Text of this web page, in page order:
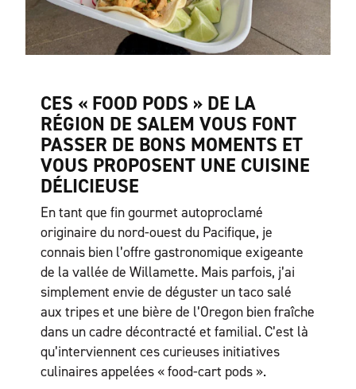
CES « FOOD PODS » DE LA
RÉGION DE SALEM VOUS FONT
PASSER DE BONS MOMENTS ET
VOUS PROPOSENT UNE CUISINE
DÉLICIEUSE
En tant que fin gourmet autoproclamé
originaire du nord-ouest du Pacifique, je
connais bien l’offre gastronomique exigeante
de la vallée de Willamette. Mais parfois, j’ai
simplement envie de déguster un taco salé
aux tripes et une bière de l’Oregon bien fraîche
dans un cadre décontracté et familial. C’est là
qu’interviennent ces curieuses initiatives
culinaires appelées « food-cart pods ».